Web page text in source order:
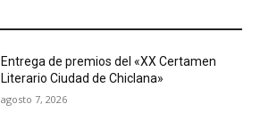
Entrega de premios del «XX Certamen
Literario Ciudad de Chiclana»
agosto 7, 2026